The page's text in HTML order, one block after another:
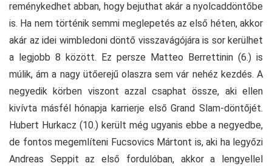
reménykedhet abban, hogy bejuthat akár a nyolcaddöntőbe
is. Ha nem történik semmi meglepetés az első héten, akkor
akár az idei wimbledoni döntő visszavágójára is sor kerülhet
a legjobb 8 között. Ez persze Matteo Berrettinin (6.) is
múlik, ám a nagy ütőerejű olaszra sem vár nehéz kezdés. A
negyedik körben viszont azzal csaphat össze, aki ellen
kivívta másfél hónapja karrierje első Grand Slam-döntőjét.
Hubert Hurkacz (10.) került még ugyanis ebbe a negyedbe,
de fontos megemlíteni Fucsovics Mártont is, aki ha legyőzi
Andreas Seppit az első fordulóban, akkor a lengyellel